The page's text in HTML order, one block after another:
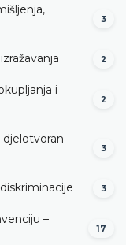
3
2
i
2
djelotvoran
3
3
–
17